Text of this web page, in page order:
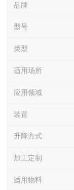
品牌
型号
类型
适用场所
应用领域
装置
升降方式
加工定制
适用物料